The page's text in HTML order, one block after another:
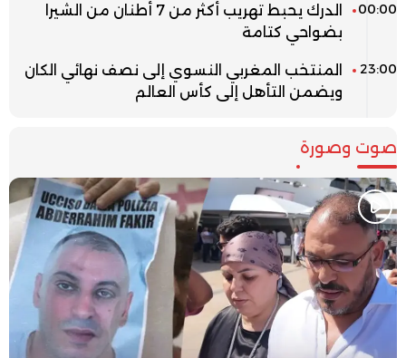
00:00
الدرك يحبط تهريب أكثر من 7 أطنان من الشيرا
بضواحي كتامة
23:00
المنتخب المغربي النسوي إلى نصف نهائي الكان
ويضمن التأهل إلى كأس العالم
صوت وصورة